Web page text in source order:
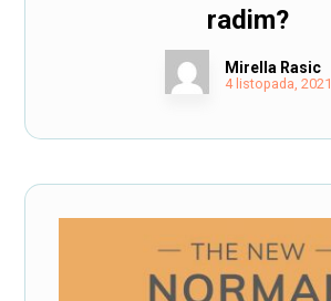
radim?
Mirella Rasic
4 listopada, 2021